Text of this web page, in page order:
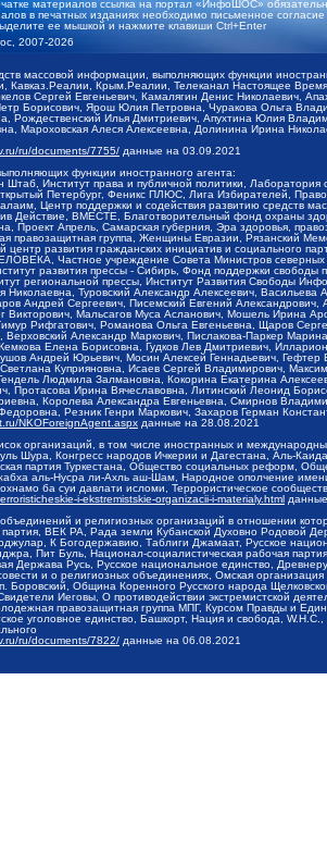
материалов ссылка на портал «ИнфоШОС»
в печатных изданиях необходимо письменное
ее мышкой и нажмите клавиши Ctrl+Enter
2007-2026
массовой информации, выполняющих функции
Кавказ.Реалии, Крым.Реалии, Телеканал Настоящее
Сергей Евгеньевич, Камалягин Денис Николаевич,
Борисович, Ярош Юлия Петровна, Чуракова Ольга
Рождественский Илья Дмитриевич, Апухтина Юлия
Мароховская Алеся Алексеевна, Долинина Ирина
ru/documents/7755/ данные на 03.09.2021
функции иностранного агента:
Штаб, Институт права и публичной политики,
Петербург, Феникс ПЛЮС, Лига Избирателей,
Центр поддержки и содействия развитию средств
Действие, ВМЕСТЕ, Благотворительный фонд охраны
Проект Апрель, Самарская губерния, Эра здоровья,
правозащитная группа, Женщины Евразии, Рязанский
центр развития гражданских инициатив и социального
Частное учреждение Совета Министров северных
развития прессы - Сибирь, Фонд поддержки
региональной прессы, Институт Развития Свободы
Туровский Александр Алексеевич,
Андрей Сергеевич, Писемский Евгений
Викторович, Мальсагов Муса Асланович, Мошель Ирина
Рифгатович, Романова Ольга Евгеньевна, Щаров
Александр Маркович, Пислакова-Паркер
Елена Борисовна, Гудков Лев Дмитриевич,
Андрей Юрьевич, Мосин Алексей Геннадьевич,
Куприяновна, Исаев Сергей Владимирович,
Людмила Залмановна, Кокорина Екатерина
Протасова Ирина Вячеславовна, Литинский Леонид
Королева Александра Евгеньевна, Смирнов
Резник Генри Маркович, Захаров Герман
NKOForeignAgent.aspx данные на 28.08.2021
организаций, в том числе иностранных и
Шура, Конгресс народов Ичкерии и Дагестана, Аль-
партия Туркестана, Общество социальных реформ,
аль-Нусра ли-Ахль аш-Шам, Народное ополчение
ба суи давлати исломи, Террористическое
i-ekstremistskie-organizacii-i-materialy.html
и религиозных организаций в отношении
ВЕК РА, Рада земли Кубанской Духовно Родовой
К Богодержавию, Таблиги Джамаат, Русское
Пит Буль, Национал-социалистическая рабочая
Держава Русь, Русское национальное единство,
и о религиозных объединениях, Омская
Боровский, Община Коренного Русского народа
Иеговы, О противодействии экстремистской
правозащитная группа МПГ, Курсом Правды и
уголовное единство, Башкорт, Нация и свобода,
ru/documents/7822/ данные на 06.08.2021